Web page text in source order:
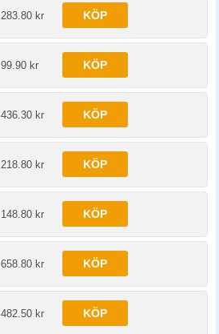
283.80 kr KÖP
99.90 kr KÖP
436.30 kr KÖP
218.80 kr KÖP
148.80 kr KÖP
658.80 kr KÖP
482.50 kr KÖP